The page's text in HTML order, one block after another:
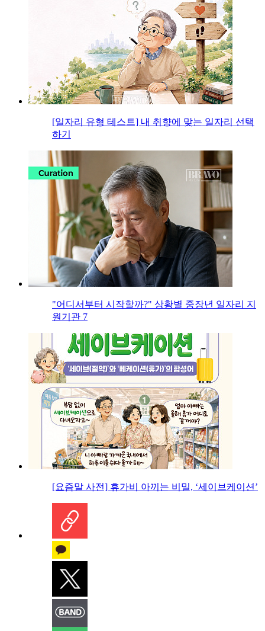
[일자리 유형 테스트] 내 취향에 맞는 일자리 선택
하기
"어디서부터 시작할까?" 상황별 중장년 일자리 지
원기관 7
[요즘말 사전] 휴가비 아끼는 비밀, ‘세이브케이션’